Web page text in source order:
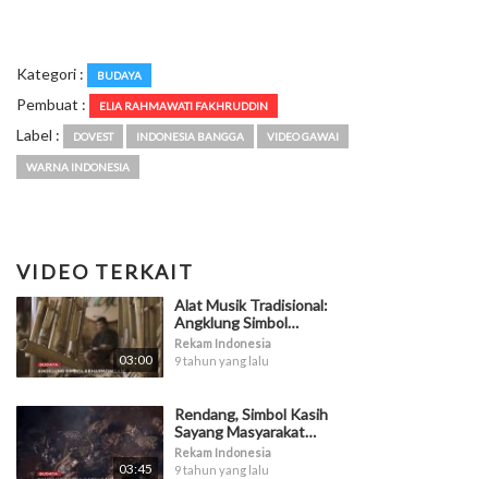
Kategori : BUDAYA
Pembuat : ELIA RAHMAWATI FAKHRUDDIN
Label : DOVEST INDONESIA BANGGA VIDEO GAWAI
WARNA INDONESIA
VIDEO TERKAIT
03:00
Alat Musik Tradisional:
Angklung Simbol
Keharmonisan
Rekam Indonesia
9 tahun yang lalu
03:45
Rendang, Simbol Kasih
Sayang Masyarakat
Minangkabau
Rekam Indonesia
9 tahun yang lalu